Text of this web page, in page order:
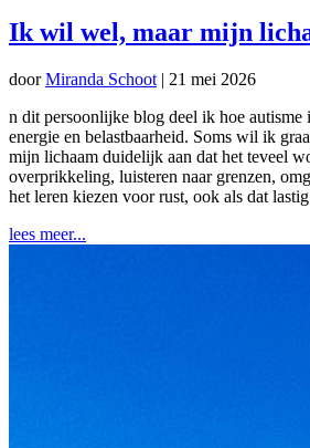
Ik wil wel, maar mijn
doorMiranda Schoot | 21 mei 2026
n dit persoonlijke blog deel ik hoe autisme
energie en belastbaarheid. Soms wil ik
mijn lichaam duidelijk aan dat het teveel
overprikkeling, luisteren naar grenzen,
het leren kiezen voor rust, ook als dat
lees meer...